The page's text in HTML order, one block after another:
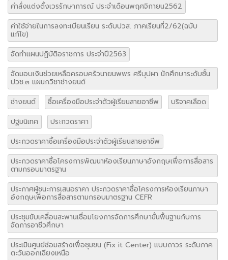
คำสั่งแต่งตั้งเวรรักษาการณ์ ประจำเดือนพฤศจิกายน2562
ค่าใช้จ่ายในการลงทะเบียนเรียน ระดับปวส. ภาคเรียนที่2/62(ฉบับ
แก้ไข)
จัดทำแผนปฏิบัติอราชการ ประจำปี2563
จัดมอบเงินช่วยเหลือครอบครัวนายนพพร ศรีบุปผา นักศึกษาระดับชั้น
ปวช.๓ แผนกวิชาช่างยนต์
ช่างยนต์
ซื้อเครื่องมือประจำตัวผู้เรียนสายอาชีพ
บริจาคเลือด
ปฐมนิเทศ
ประกวดราคา
ประกวดราคาซื้อเครื่องมือประจำตัวผู้เรียนสายอาชีพ
ประกวดราคาซื้อโครงการพัฒนาห้องเรียนภาษาอังกฤษเพื่อการสื่อสาร
ตามกรอบมาตรฐาน
ประกาศผู้ชนะการเสนอราคา ประกวดราคาซื้อโครงการห้องเรียนภาษา
อังกฤษเพื่อการสื่อสารตามกรอบมาตรฐาน CEFR
ประชุมขับเคลื่อนสะพานเชื่อมโยงการจัดการศึกษาขั้นพื้นฐานกับการ
จัดการอาชีวศึกษา
ประเมินศูนย์ซ่อมสร้างเพื่อชุมขน (Fix it Center) แบบถาวร ระดับภาค
ตะวันออกเฉียงเหนือ